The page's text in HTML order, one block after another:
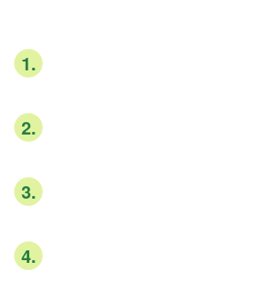
1.
2.
3.
4.